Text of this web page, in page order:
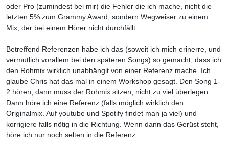
oder Pro (zumindest bei mir) die Fehler die ich mache, nicht die
letzten 5% zum Grammy Award, sondern Wegweiser zu einem
Mix, der bei einem Hörer nicht durchfällt.
Betreffend Referenzen habe ich das (soweit ich mich erinerre, und
vermutlich vorallem bei den späteren Songs) so gemacht, dass ich
den Rohmix wirklich unabhängit von einer Referenz mache. Ich
glaube Chris hat das mal in einem Workshop gesagt. Den Song 1-
2 hören, dann muss der Rohmix sitzen, nicht zu viel überlegen.
Dann höre ich eine Referenz (falls möglich wirklich den
Originalmix. Auf youtube und Spotify findet man ja viel) und
korrigiere falls nötig in die Richtung. Wenn dann das Gerüst steht,
höre ich nur noch selten in die Referenz.